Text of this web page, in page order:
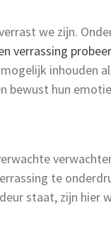
we zijn.
verrassing
inhouden
bewust hun
te
staat, zijn hier